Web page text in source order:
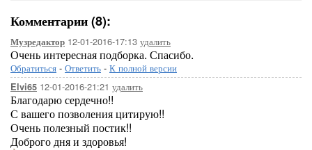
Комментарии (8):
Музредактор 12-01-2016-17:13 удалить
Очень интересная подборка. Спасибо.
Обратиться - Ответить - К полной версии
Elvi65 12-01-2016-21:21 удалить
Благодарю сердечно!!
С вашего позволения цитирую!!
Очень полезный постик!!
Доброго дня и здоровья!